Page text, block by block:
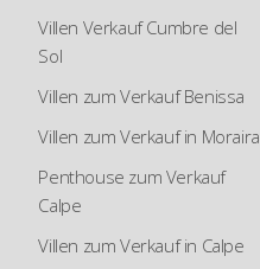
Villen Verkauf Cumbre del
Sol
Villen zum Verkauf Benissa
Villen zum Verkauf in Moraira
Penthouse zum Verkauf
Calpe
Villen zum Verkauf in Calpe